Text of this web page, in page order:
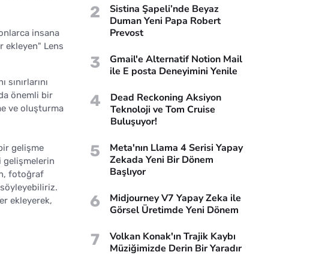
insana
ekleyen" Lens
önemli bir
ve oluşturma
gelişme
gelişmelerin
fotoğraf
ekleyerek,
2
Sistina Şapeli’nde Beyaz
Duman Yeni Papa Robert
Prevost
3
Gmail'e Alternatif Notion Mail
ile E posta Deneyimini Yenile
4
Dead Reckoning Aksiyon
Teknoloji ve Tom Cruise
Buluşuyor!
5
Meta'nın Llama 4 Serisi Yapay
Zekada Yeni Bir Dönem
Başlıyor
6
Midjourney V7 Yapay Zeka ile
Görsel Üretimde Yeni Dönem
7
Volkan Konak'ın Trajik Kaybı
Müziğimizde Derin Bir Yaradır